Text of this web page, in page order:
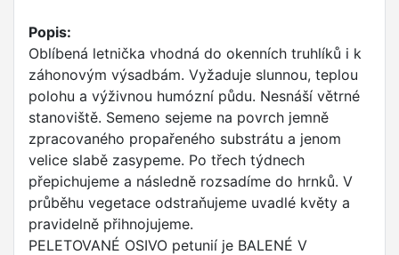
Popis:
Oblíbená letnička vhodná do okenních truhlíků i k
záhonovým výsadbám. Vyžaduje slunnou, teplou
polohu a výživnou humózní půdu. Nesnáší větrné
stanoviště. Semeno sejeme na povrch jemně
zpracovaného propařeného substrátu a jenom
velice slabě zasypeme. Po třech týdnech
přepichujeme a následně rozsadíme do hrnků. V
průběhu vegetace odstraňujeme uvadlé květy a
pravidelně přihnojujeme.
PELETOVANÉ OSIVO petunií je BALENÉ V